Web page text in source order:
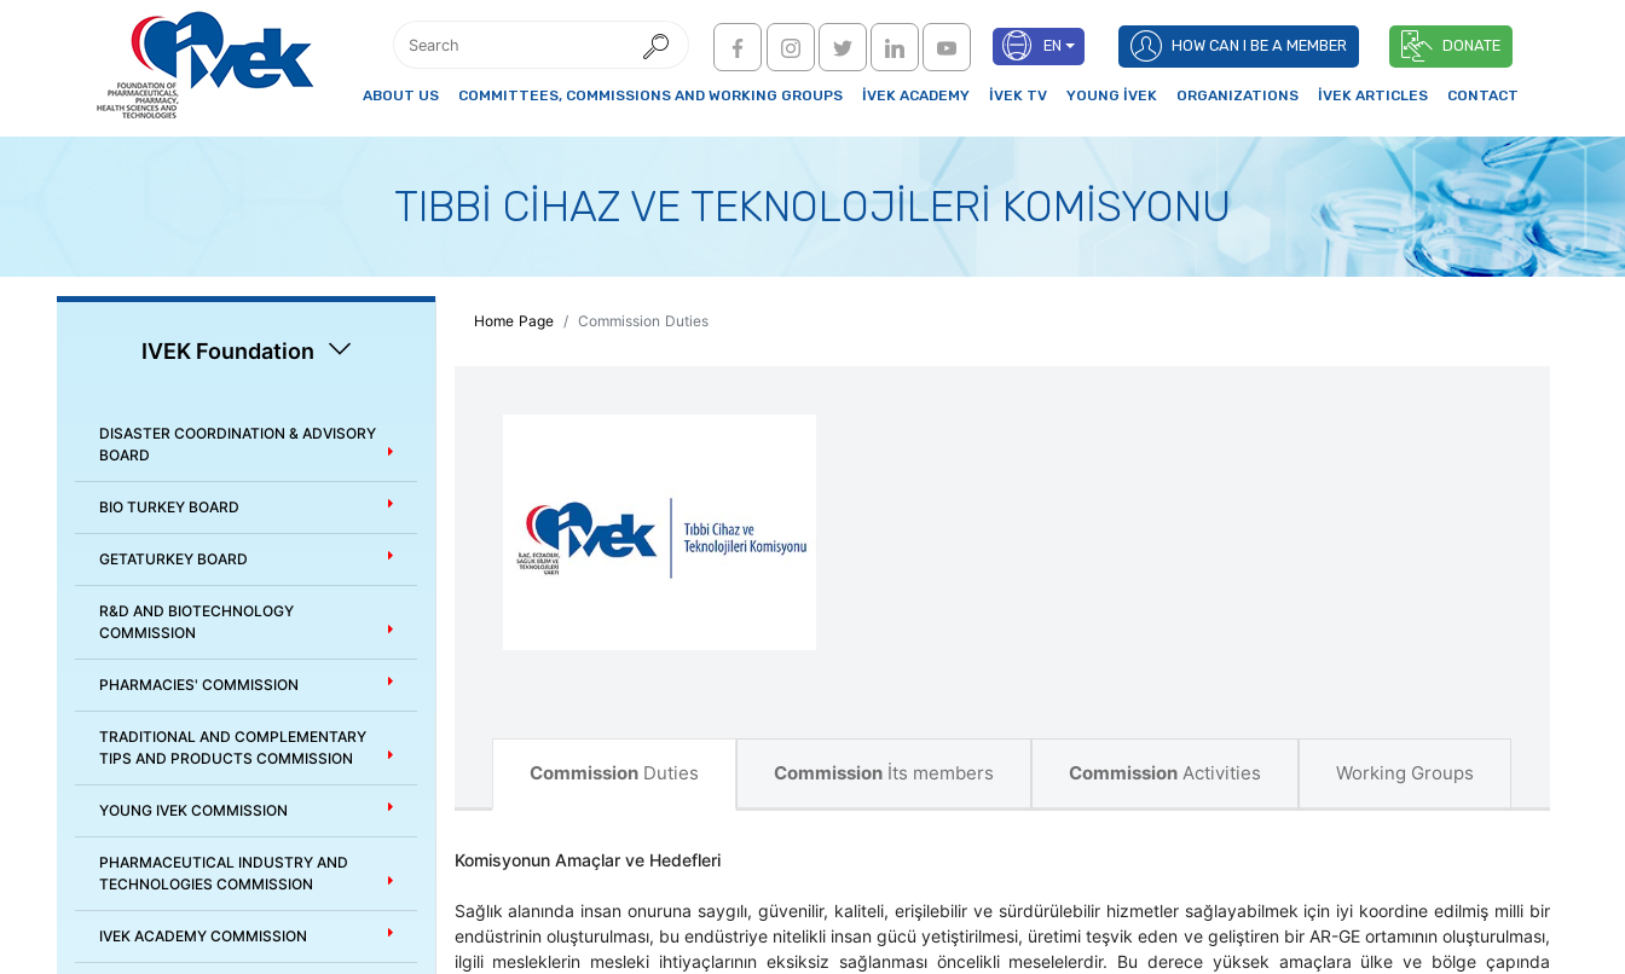
EN HOW CAN I BE A MEMBER DONATE
ABOUT US COMMITTEES, COMMISSIONS AND WORKING GROUPS İVEK ACADEMY İVEK TV YOUNG İVEK ORGANIZATIONS İVEK ARTICLES CONTACT
TIBBİ CİHAZ VE TEKNOLOJİLERİ KOMİSYONU
IVEK Foundation
DISASTER COORDINATION & ADVISORY
BOARD
BIO TURKEY BOARD
GETATURKEY BOARD
R&D AND BIOTECHNOLOGY
COMMISSION
PHARMACIES' COMMISSION
TRADITIONAL AND COMPLEMENTARY
TIPS AND PRODUCTS COMMISSION
YOUNG IVEK COMMISSION
PHARMACEUTICAL INDUSTRY AND
TECHNOLOGIES COMMISSION
IVEK ACADEMY COMMISSION
Home Page Commission Duties
Commission Duties Commission İts members Commission Activities Working Groups
Komisyonun Amaçlar ve Hedefleri
Sağlık alanında insan onuruna saygılı, güvenilir, kaliteli, erişilebilir ve sürdürülebilir hizmetler sağlayabilmek için iyi koordine edilmiş milli bir
endüstrinin oluşturulması, bu endüstriye nitelikli insan gücü yetiştirilmesi, üretimi teşvik eden ve geliştiren bir AR-GE ortamının oluşturulması,
ilgili mesleklerin mesleki ihtiyaçlarının eksiksiz sağlanması öncelikli meselelerdir. Bu derece yüksek amaçlara ülke ve bölge çapında